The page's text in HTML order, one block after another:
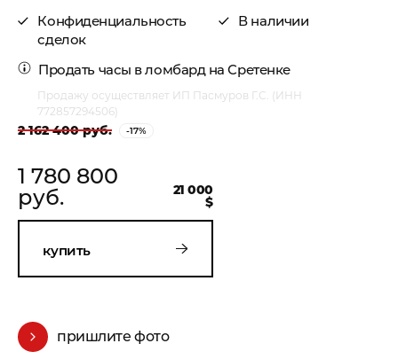
Конфиденциальность
сделок
В наличии
Продать часы в ломбард на Сретенке
Продажу осуществляет ИП Пасмуров Г.С. (ИНН
772857294506)
1 780 800
руб.
2 162 400 руб. -17%
21 000
$
купить
пришлите фото